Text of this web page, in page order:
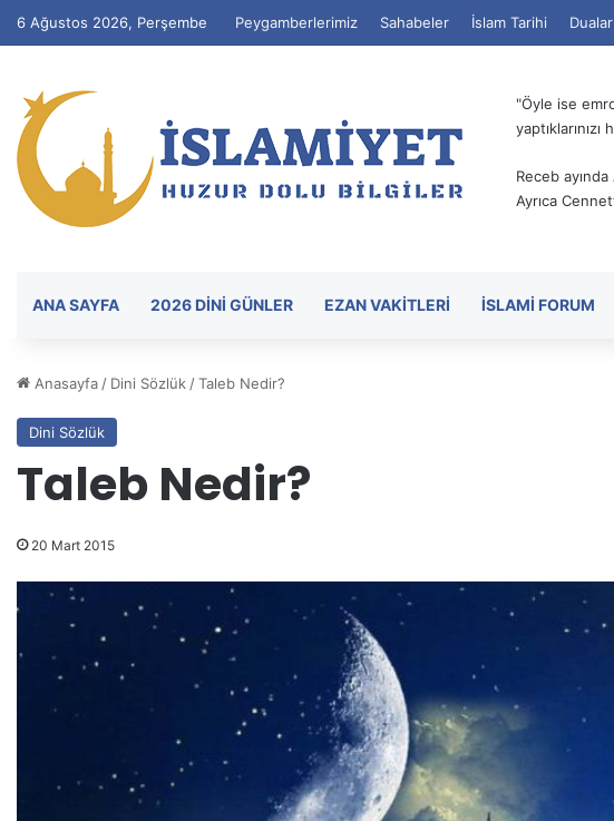
6 Ağustos 2026, Perşembe Peygamberlerimiz Sahabeler İslam Tarihi Dualar
"Öyle ise
Receb
Ayrıca
ANA SAYFA 2026 DİNİ GÜNLER EZAN VAKITLERI İSLAMI FORUM
Anasayfa / Dini Sözlük /Taleb Nedir?
Dini Sözlük
Taleb Nedir?
20 Mart 2015